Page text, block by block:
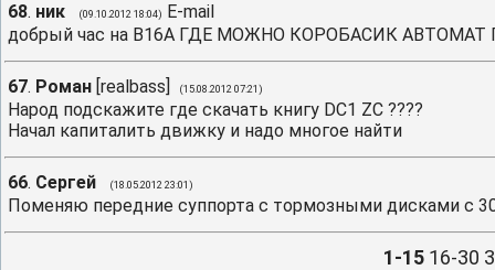
68. ник (09.10.2012 18:04) E-mail
добрый час на B16A ГДЕ МОЖНО КОРОБАСИК АВТОМАТ
67. Роман [realbass] (15.08.2012 07:21)
Народ подскажите где скачать книгу DC1 ZC ????
Начал капиталить движку и надо многое найти
66. Сергей (18.05.2012 23:01)
Поменяю передние суппорта с тормозными дисками с
1-15 16-30